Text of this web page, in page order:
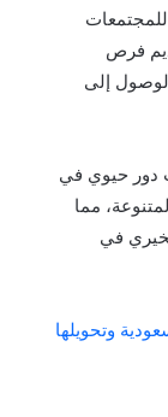
فرص
إلى
دور حيوي في
مما
في
وتحويلها